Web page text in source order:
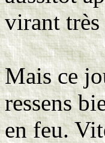
virant très
Mais ce
ressens
en feu.